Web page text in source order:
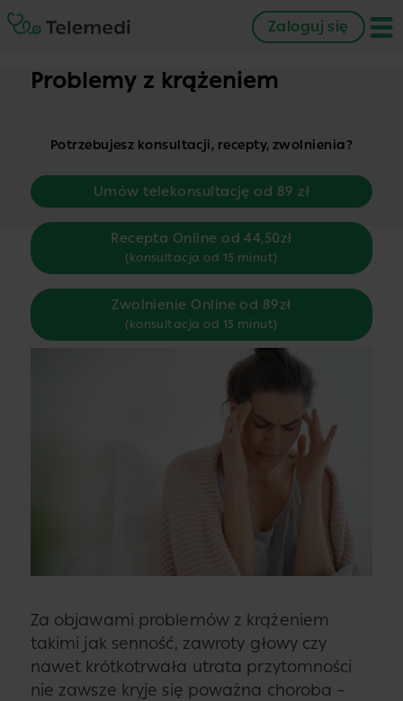
Zaloguj się
Problemy z krążeniem
Potrzebujesz konsultacji, recepty, zwolnienia?
Umów telekonsultację od 89 zł
Recepta Online od 44,50zł
(konsultacja od 15 minut)
Zwolnienie Online od 89zł
(konsultacja od 15 minut)
Za objawami problemów z krążeniem
takimi jak senność, zawroty głowy czy
nawet krótkotrwała utrata przytomności
nie zawsze kryje się poważna choroba –